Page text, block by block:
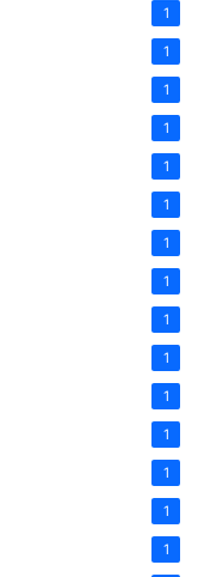
1
1
1
1
1
1
1
1
1
1
1
1
1
1
1